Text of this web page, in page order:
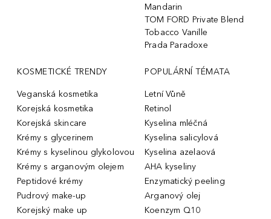
Mandarin
TOM FORD Private Blend
Tobacco Vanille
Prada Paradoxe
KOSMETICKÉ TRENDY
Veganská kosmetika
Korejská kosmetika
Korejská skincare
Krémy s glycerinem
Krémy s kyselinou glykolovou
Krémy s arganovým olejem
Peptidové krémy
Pudrový make-up
Korejský make up
POPULÁRNÍ TÉMATA
Letní Vůně
Retinol
Kyselina mléčná
Kyselina salicylová
Kyselina azelaová
AHA kyseliny
Enzymatický peeling
Arganový olej
Koenzym Q10